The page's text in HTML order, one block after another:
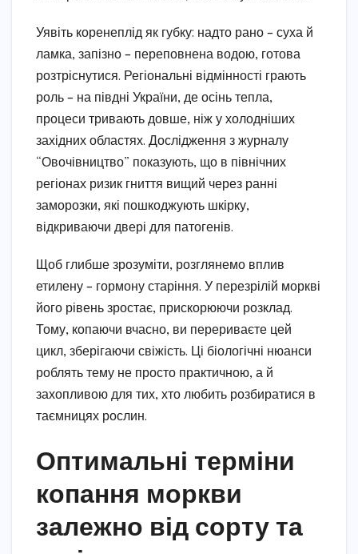
Уявіть коренеплід як губку: надто рано – суха й
ламка, запізно – переповнена водою, готова
розтріснутися. Регіональні відмінності грають
роль – на півдні України, де осінь тепла,
процеси тривають довше, ніж у холодніших
західних областях. Дослідження з журналу
“Овочівництво” показують, що в північних
регіонах ризик гниття вищий через ранні
заморозки, які пошкоджують шкірку,
відкриваючи двері для патогенів.
Щоб глибше зрозуміти, розглянемо вплив
етилену – гормону старіння. У перезрілій моркві
його рівень зростає, прискорюючи розклад.
Тому, копаючи вчасно, ви перериваєте цей
цикл, зберігаючи свіжість. Ці біологічні нюанси
роблять тему не просто практичною, а й
захопливою для тих, хто любить розбиратися в
таємницях рослин.
Оптимальні терміни
копання моркви
залежно від сорту та